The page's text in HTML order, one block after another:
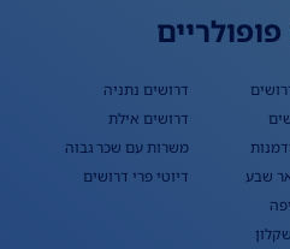
שבע
דרושים נתניה
דרושים אילת
משרות עם שכר גבוה
דיוטי פרי דרושים